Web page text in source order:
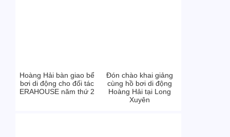
Hoàng Hải bàn giao bể
bơi di động cho đối tác
ERAHOUSE năm thứ 2
Đón chào khai giảng
cùng hồ bơi di động
Hoàng Hải tại Long
Xuyên